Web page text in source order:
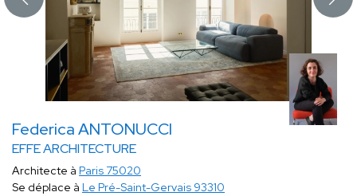
Federica ANTONUCCI
EFFE ARCHITECTURE
Architecte à Paris 75020
Se déplace à Le Pré-Saint-Gervais 93310